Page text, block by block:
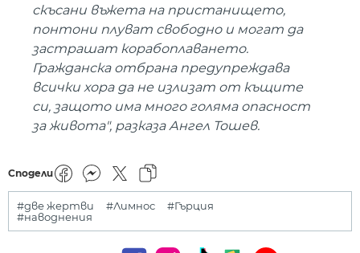
скъсани въжета на пристанището,
понтони плуват свободно и могат да
застрашат корабоплаването.
Гражданска отбрана предупреждава
всички хора да не излизат от къщите
си, защото има много голяма опасност
за живота", разказа Ангел Тошев.
Сподели
#две жертви #Лимнос
#Гърция
#наводнения